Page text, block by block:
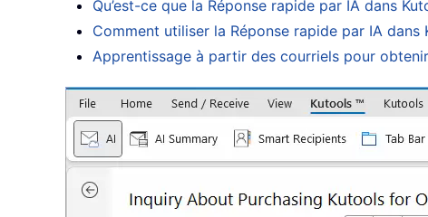
Qu’est-ce que la Réponse rapide par IA dans
Comment utiliser la Réponse rapide par IA
Apprentissage à partir des courriels pour